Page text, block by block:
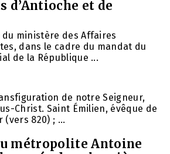
d’Antioche et de
ministère des Affaires
dans le cadre du mandat du
de la République ...
de notre Seigneur,
Christ. Saint Émilien, évêque de
(vers 820) ; ...
métropolite Antoine